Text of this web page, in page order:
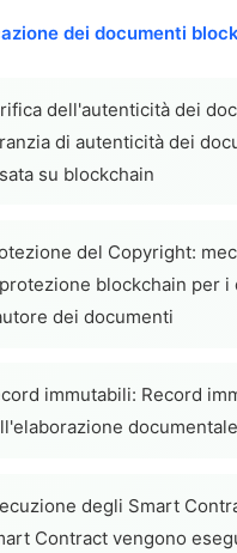
dei documenti
dell'autenticità dei
di autenticità dei
su blockchain
del Copyright:
blockchain per i
dei documenti
immutabili: Record
documentale
degli Smart
Contract vengono